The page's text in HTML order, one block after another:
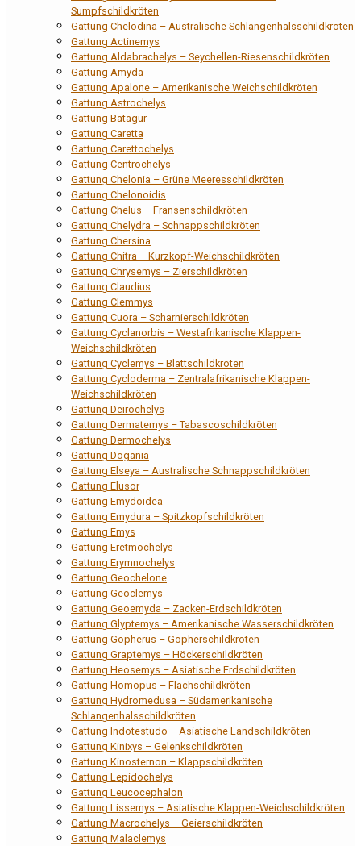
Sumpfschildkröten
Gattung Chelodina – Australische Schlangenhalsschildkröten
Gattung Actinemys
Gattung Aldabrachelys – Seychellen-Riesenschildkröten
Gattung Amyda
Gattung Apalone – Amerikanische Weichschildkröten
Gattung Astrochelys
Gattung Batagur
Gattung Caretta
Gattung Carettochelys
Gattung Centrochelys
Gattung Chelonia – Grüne Meeresschildkröten
Gattung Chelonoidis
Gattung Chelus – Fransenschildkröten
Gattung Chelydra – Schnappschildkröten
Gattung Chersina
Gattung Chitra – Kurzkopf-Weichschildkröten
Gattung Chrysemys – Zierschildkröten
Gattung Claudius
Gattung Clemmys
Gattung Cuora – Scharnierschildkröten
Gattung Cyclanorbis – Westafrikanische Klappen-
Weichschildkröten
Gattung Cyclemys – Blattschildkröten
Gattung Cycloderma – Zentralafrikanische Klappen-
Weichschildkröten
Gattung Deirochelys
Gattung Dermatemys – Tabascoschildkröten
Gattung Dermochelys
Gattung Dogania
Gattung Elseya – Australische Schnappschildkröten
Gattung Elusor
Gattung Emydoidea
Gattung Emydura – Spitzkopfschildkröten
Gattung Emys
Gattung Eretmochelys
Gattung Erymnochelys
Gattung Geochelone
Gattung Geoclemys
Gattung Geoemyda – Zacken-Erdschildkröten
Gattung Glyptemys – Amerikanische Wasserschildkröten
Gattung Gopherus – Gopherschildkröten
Gattung Graptemys – Höckerschildkröten
Gattung Heosemys – Asiatische Erdschildkröten
Gattung Homopus – Flachschildkröten
Gattung Hydromedusa – Südamerikanische
Schlangenhalsschildkröten
Gattung Indotestudo – Asiatische Landschildkröten
Gattung Kinixys – Gelenkschildkröten
Gattung Kinosternon – Klappschildkröten
Gattung Lepidochelys
Gattung Leucocephalon
Gattung Lissemys – Asiatische Klappen-Weichschildkröten
Gattung Macrochelys – Geierschildkröten
Gattung Malaclemys